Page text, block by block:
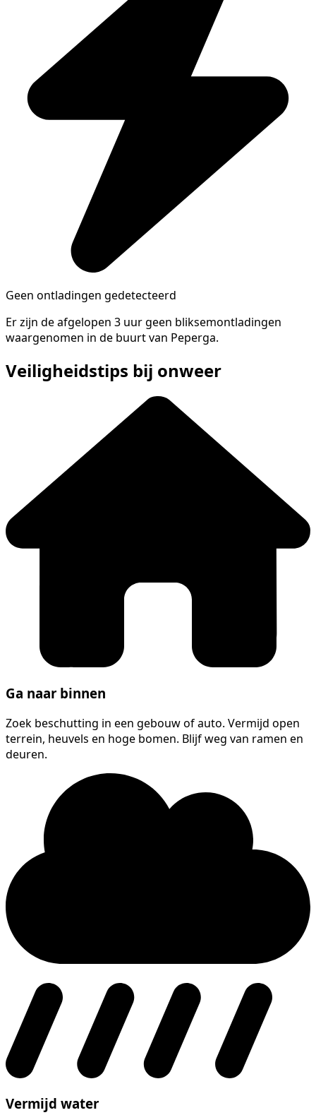
Geen ontladingen gedetecteerd
Er zijn de afgelopen 3 uur geen bliksemontladingen
waargenomen in de buurt van Peperga.
Veiligheidstips bij onweer
Ga naar binnen
Zoek beschutting in een gebouw of auto. Vermijd open
terrein, heuvels en hoge bomen. Blijf weg van ramen en
deuren.
Vermijd water